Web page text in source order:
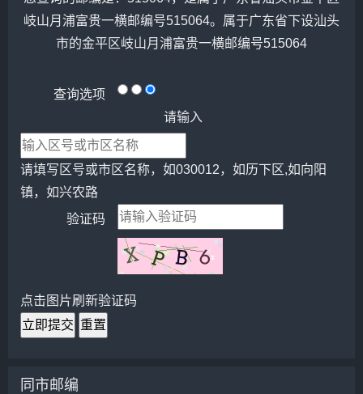
岐山月浦富贵一横邮编号515064。属于广东省下设汕头
市的金平区岐山月浦富贵一横邮编号515064
查询选项
请输入
请填写区号或市区名称，如030012，如历下区,如向阳
镇，如兴农路
验证码
点击图片刷新验证码
立即提交 重置
同市邮编